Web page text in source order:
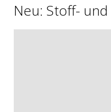
Neu: Stoff-